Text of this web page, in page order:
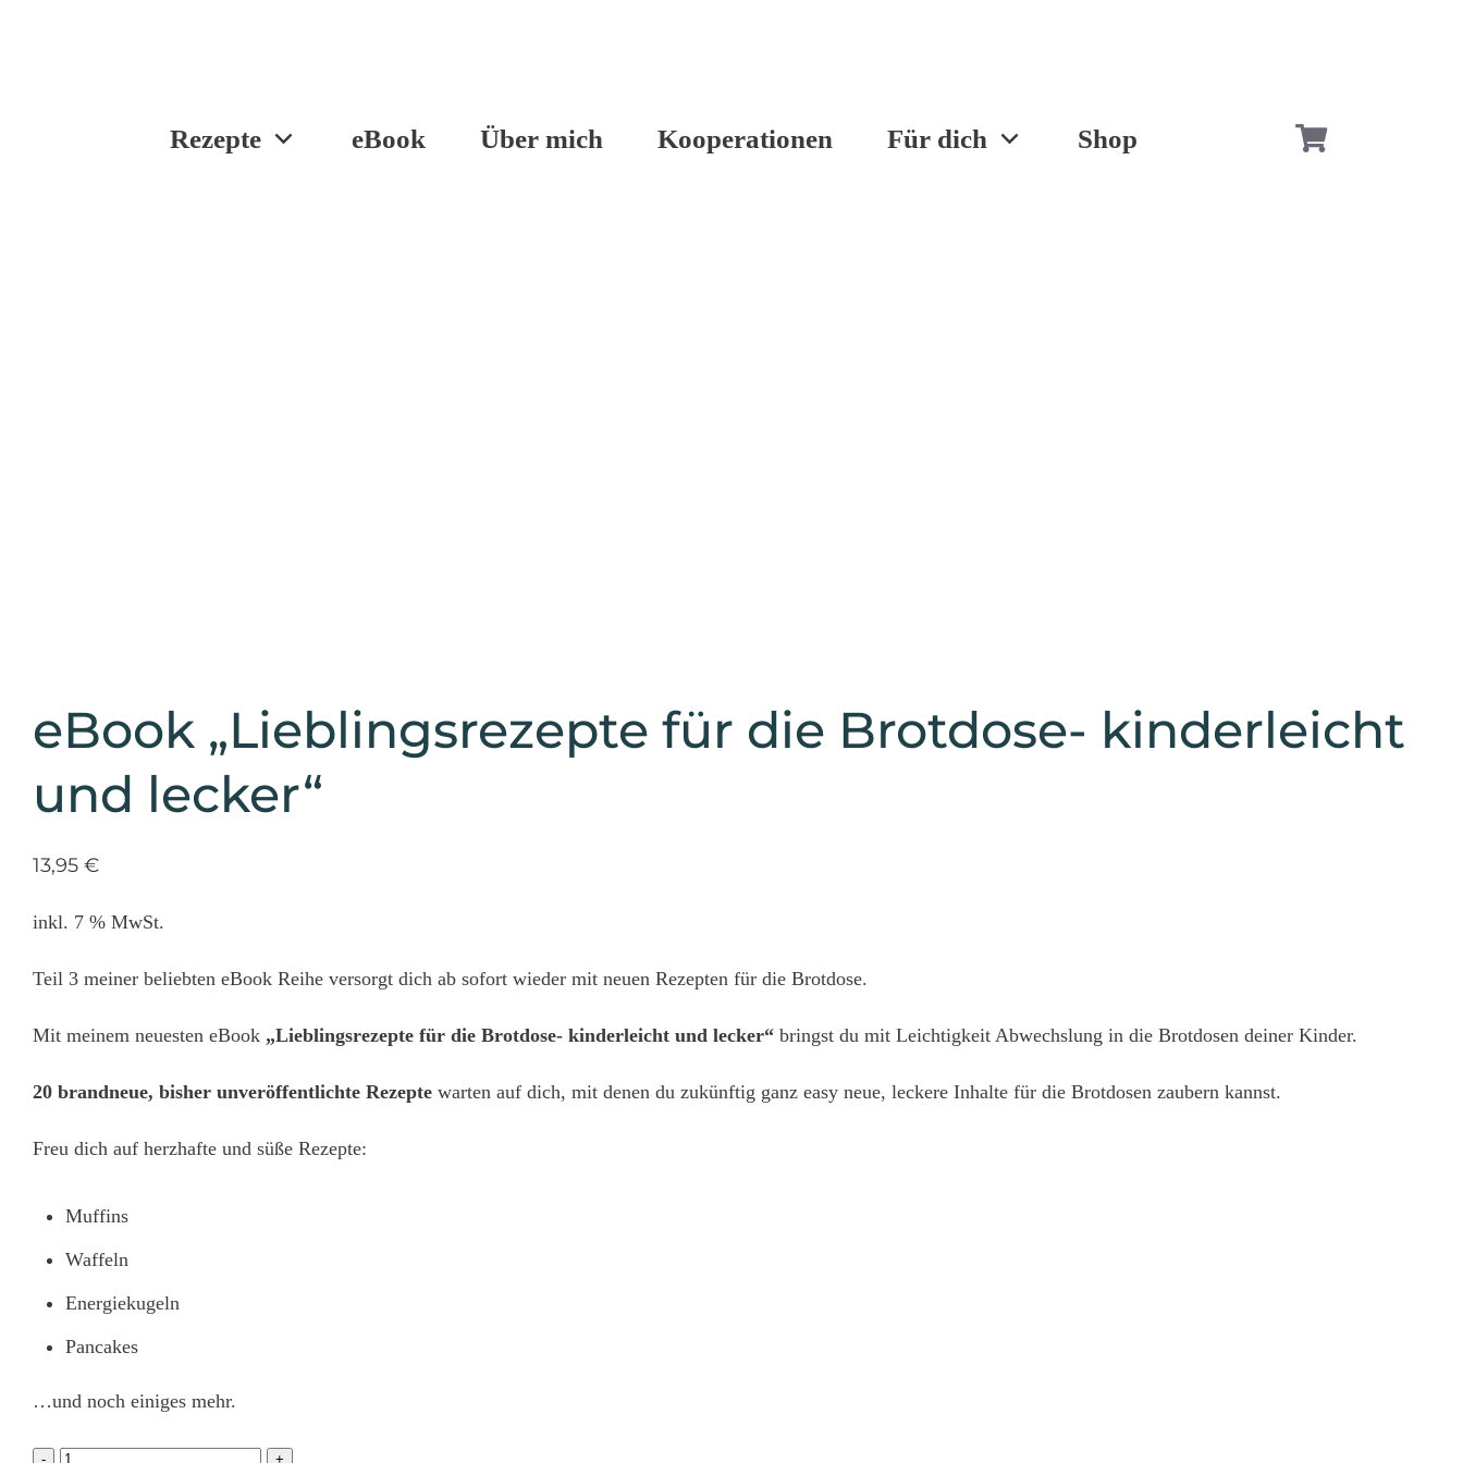
Rezepte eBook Über mich Kooperationen Für dich Shop
eBook „Lieblingsrezepte für die Brotdose- kinderleicht
und lecker“
13,95 €
inkl. 7 % MwSt.
Teil 3 meiner beliebten eBook Reihe versorgt dich ab sofort wieder mit neuen Rezepten für die Brotdose.
Mit meinem neuesten eBook „Lieblingsrezepte für die Brotdose- kinderleicht und lecker“ bringst du mit Leichtigkeit Abwechslung in die Brotdosen deiner Kinder.
20 brandneue, bisher unveröffentlichte Rezepte warten auf dich, mit denen du zukünftig ganz easy neue, leckere Inhalte für die Brotdosen zaubern kannst.
Freu dich auf herzhafte und süße Rezepte:
Muffins
Waffeln
Energiekugeln
Pancakes
…und noch einiges mehr.
-
eBook
+